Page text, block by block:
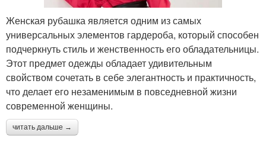
Женская рубашка является одним из самых
универсальных элементов гардероба, который способен
подчеркнуть стиль и женственность его обладательницы.
Этот предмет одежды обладает удивительным
свойством сочетать в себе элегантность и практичность,
что делает его незаменимым в повседневной жизни
современной женщины.
читать дальше →